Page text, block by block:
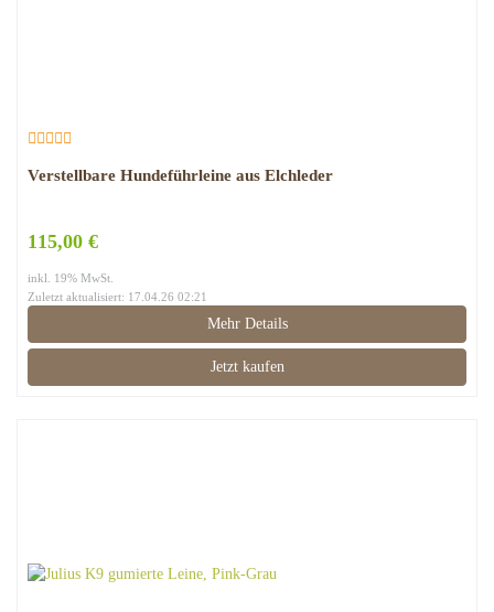
Verstellbare Hundeführleine aus Elchleder
115,00 €
inkl. 19% MwSt.
Zuletzt aktualisiert: 17.04.26 02:21
Mehr Details
Jetzt kaufen